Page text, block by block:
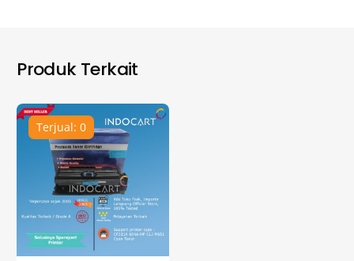
Produk Terkait
Terjual: 0